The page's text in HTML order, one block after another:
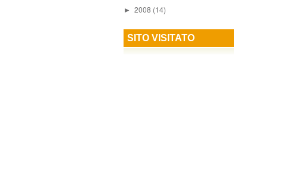
► 2008 (14)
SITO VISITATO